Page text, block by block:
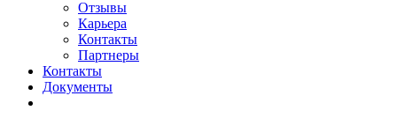
Отзывы
Карьера
Контакты
Партнеры
Контакты
Документы